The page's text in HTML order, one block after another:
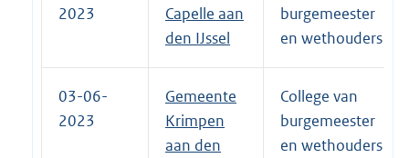
2023
Capelle aan
den IJssel
burgemeester
en wethouders
03-06-
2023
Gemeente
Krimpen
aan den
College van
burgemeester
en wethouders